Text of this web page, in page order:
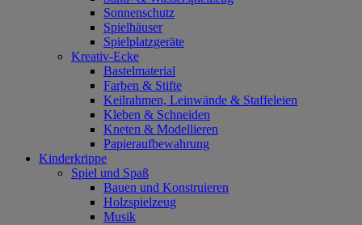
Sonnenschutz
Spielhäuser
Spielplatzgeräte
Kreativ-Ecke
Bastelmaterial
Farben & Stifte
Keilrahmen, Leinwände & Staffeleien
Kleben & Schneiden
Kneten & Modellieren
Papieraufbewahrung
Kinderkrippe
Spiel und Spaß
Bauen und Konstruieren
Holzspielzeug
Musik